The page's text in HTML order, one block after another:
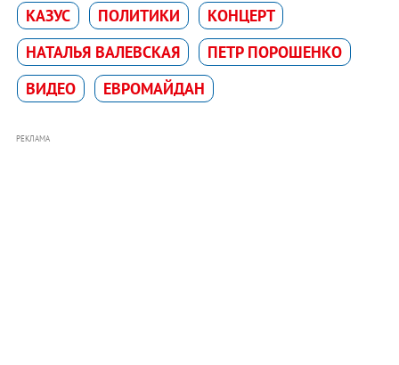
КАЗУС ПОЛИТИКИ
КОНЦЕРТ
НАТАЛЬЯ ВАЛЕВСКАЯ
ПЕТР ПОРОШЕНКО
ВИДЕО
ЕВРОМАЙДАН
РЕКЛАМА